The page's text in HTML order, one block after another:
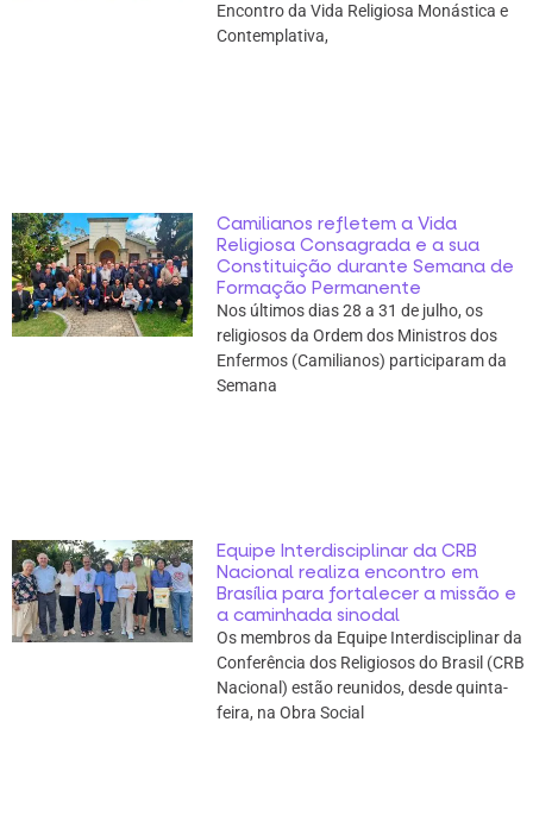
Encontro da Vida Religiosa Monástica e
Contemplativa,
Camilianos refletem a Vida
Religiosa Consagrada e a sua
Constituição durante Semana de
Formação Permanente
Nos últimos dias 28 a 31 de julho, os
religiosos da Ordem dos Ministros dos
Enfermos (Camilianos) participaram da
Semana
Equipe Interdisciplinar da CRB
Nacional realiza encontro em
Brasília para fortalecer a missão e
a caminhada sinodal
Os membros da Equipe Interdisciplinar da
Conferência dos Religiosos do Brasil (CRB
Nacional) estão reunidos, desde quinta-
feira, na Obra Social